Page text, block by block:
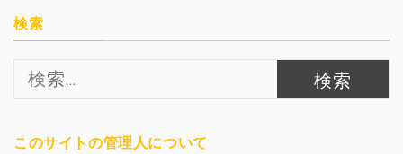
検索
索:
このサイトの管理人について